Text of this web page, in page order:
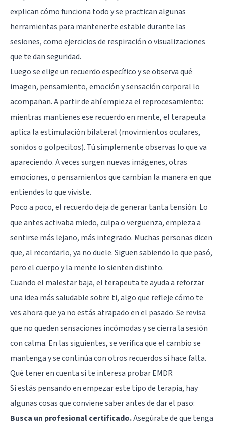
explican cómo funciona todo y se practican algunas
herramientas para mantenerte estable durante las
sesiones, como ejercicios de respiración o visualizaciones
que te dan seguridad.
Luego se elige un recuerdo específico y se observa qué
imagen, pensamiento, emoción y sensación corporal lo
acompañan. A partir de ahí empieza el reprocesamiento:
mientras mantienes ese recuerdo en mente, el terapeuta
aplica la estimulación bilateral (movimientos oculares,
sonidos o golpecitos). Tú simplemente observas lo que va
apareciendo. A veces surgen nuevas imágenes, otras
emociones, o pensamientos que cambian la manera en que
entiendes lo que viviste.
Poco a poco, el recuerdo deja de generar tanta tensión. Lo
que antes activaba miedo, culpa o vergüenza, empieza a
sentirse más lejano, más integrado. Muchas personas dicen
que, al recordarlo, ya no duele. Siguen sabiendo lo que pasó,
pero el cuerpo y la mente lo sienten distinto.
Cuando el malestar baja, el terapeuta te ayuda a reforzar
una idea más saludable sobre ti, algo que refleje cómo te
ves ahora que ya no estás atrapado en el pasado. Se revisa
que no queden sensaciones incómodas y se cierra la sesión
con calma. En las siguientes, se verifica que el cambio se
mantenga y se continúa con otros recuerdos si hace falta.
Qué tener en cuenta si te interesa probar EMDR
Si estás pensando en empezar este tipo de terapia, hay
algunas cosas que conviene saber antes de dar el paso:
Busca un profesional certificado.Asegúrate de que tenga